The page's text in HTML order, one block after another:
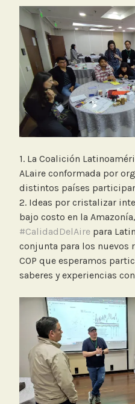
1. La Coalición
ALaire conformada por
distintos países
2. Ideas por cristalizar
bajo costo en la
#CalidadDelAire para
conjunta para los nuevos
COP que esperamos
saberes y experiencias